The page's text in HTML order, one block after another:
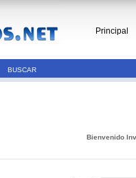
Principal
BUSCAR
Bienvenido